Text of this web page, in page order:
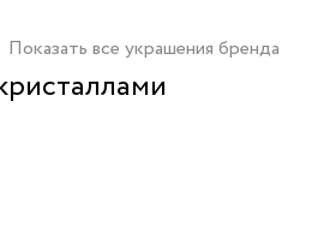
Показать все украшения бренда